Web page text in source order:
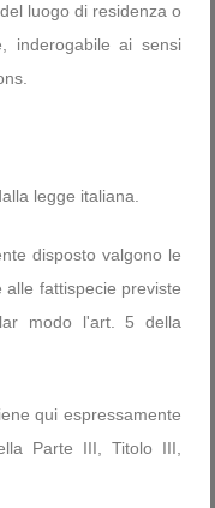
luogo di residenza o
inderogabile ai sensi
legge italiana.
disposto valgono le
fattispecie previste
modo l'art. 5 della
qui espressamente
Parte III, Titolo III,